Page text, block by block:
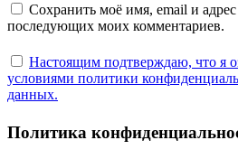
Сохранить моё имя, email и адрес
последующих моих комментариев.
Настоящим подтверждаю, что я
условиями политики
данных.
Политика